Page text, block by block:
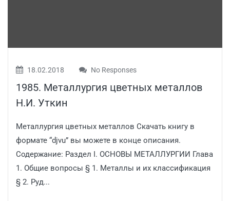
18.02.2018 No Responses
1985. Металлургия цветных металлов
Н.И. Уткин
Металлургия цветных металлов Скачать книгу в
формате “djvu” вы можете в конце описания.
Содержание: Раздел I. ОСНОВЫ МЕТАЛЛУРГИИ Глава
1. Общие вопросы § 1. Металлы и их классификация
§ 2. Руд...